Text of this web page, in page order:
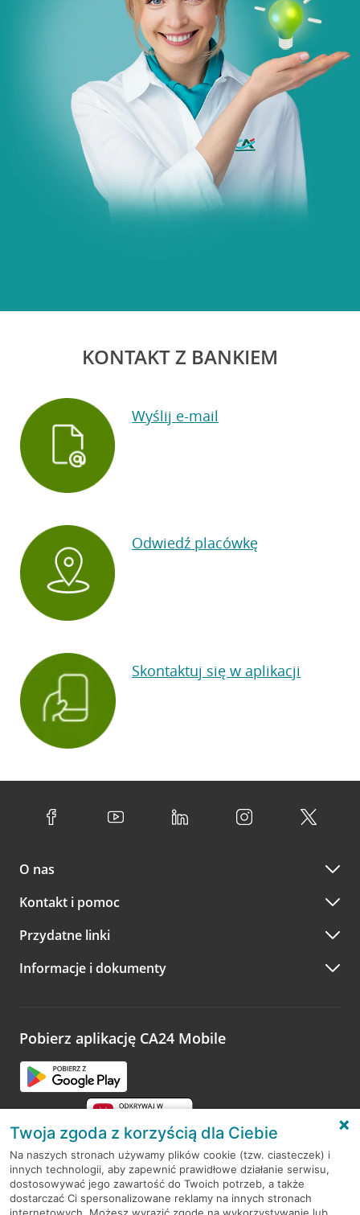
KONTAKT Z BANKIEM
Wyślij e-mail
Odwiedź placówkę
Skontaktuj się w aplikacji
O nas
Kontakt i pomoc
Przydatne linki
Informacje i dokumenty
Pobierz aplikację CA24 Mobile
RODO
Regulamin serwisu
Twoja zgoda z korzyścią dla Ciebie
Na naszych stronach używamy plików cookie (tzw. ciasteczek) i
innych technologii, aby zapewnić prawidłowe działanie serwisu,
dostosowywać jego zawartość do Twoich potrzeb, a także
dostarczać Ci spersonalizowane reklamy na innych stronach